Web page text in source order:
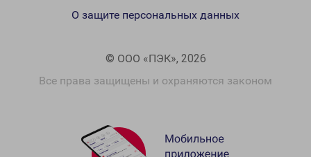
© ООО «ПЭК», 2026
Все права защищены и охраняются законом
О защите персональных данных